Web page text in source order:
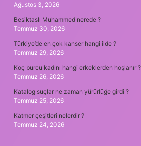
Ağustos 3, 2026
Besiktaslı Muhammed nerede ?
Temmuz 30, 2026
Türkiye’de en çok kanser hangi ilde ?
Temmuz 29, 2026
Koç burcu kadını hangi erkeklerden hoşlanır ?
Temmuz 26, 2026
Katalog suçlar ne zaman yürürlüğe girdi ?
Temmuz 25, 2026
Katmer çeşitleri nelerdir ?
Temmuz 24, 2026